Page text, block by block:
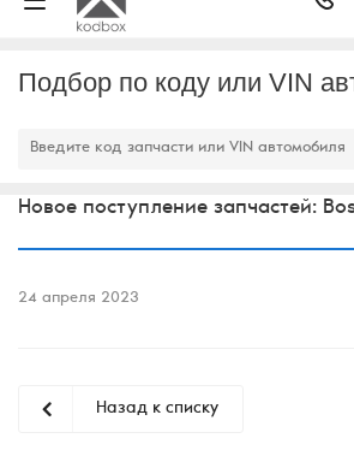
Подбор по коду или VIN
Новое поступление запчастей:
24 апреля 2023
Назад к списку